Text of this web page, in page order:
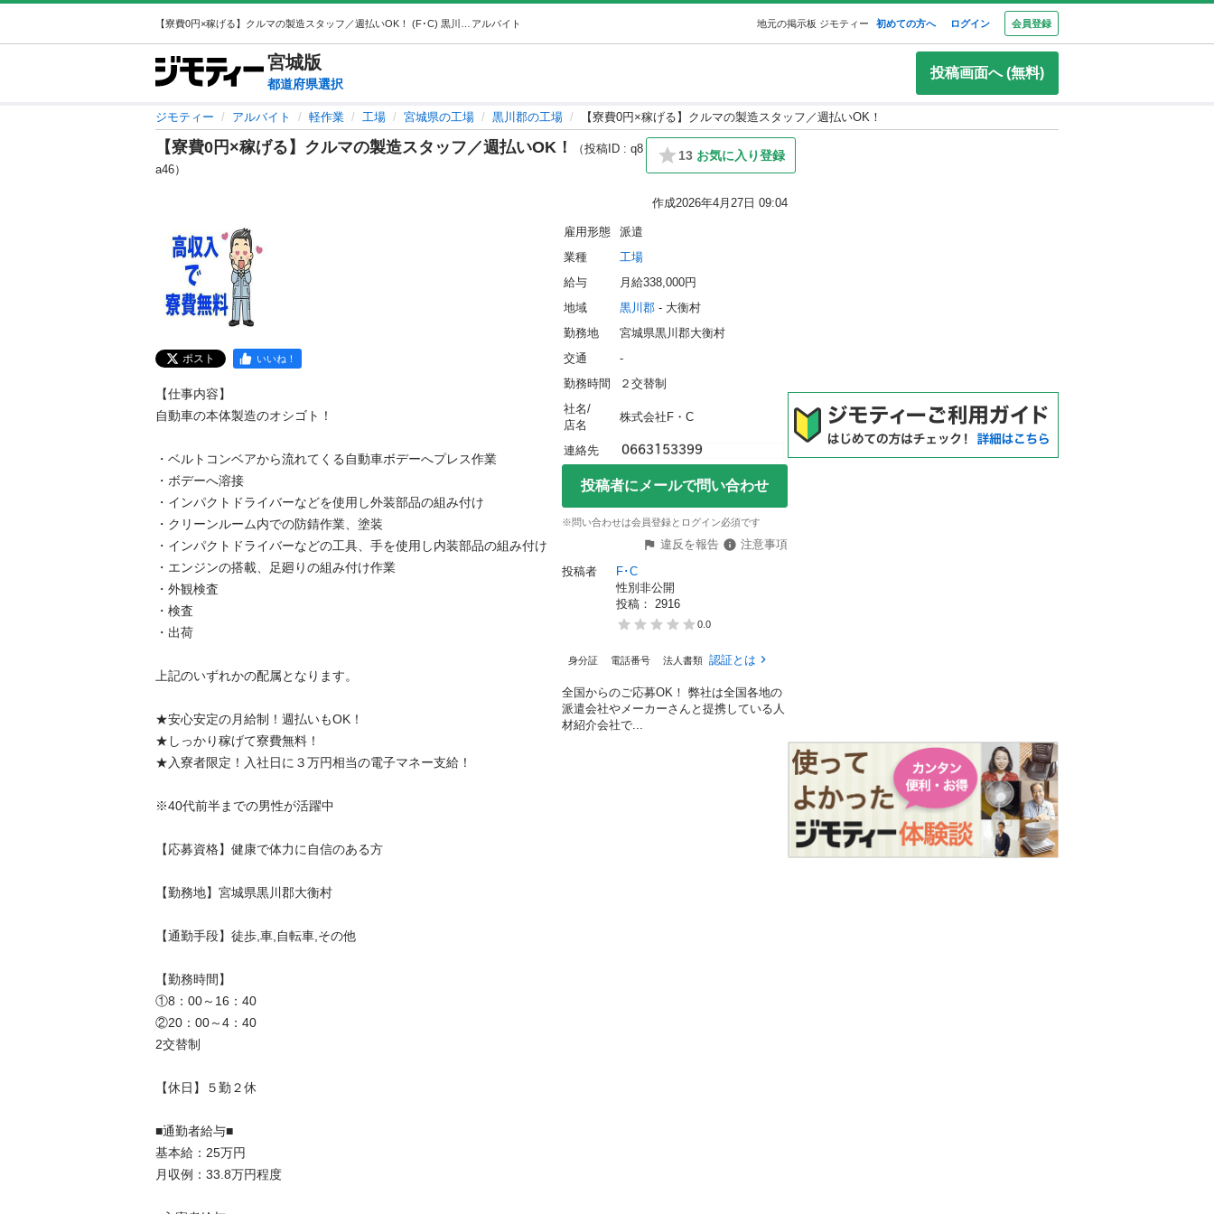
アルバイト 地元の掲示板 ジモティー 初めての方へ ログイン 会員登録
宮城版
都道府県選択
投稿画面へ (無料)
ジモティー アルバイト 軽作業 工場 宮城県の工場 黒川郡の工場 【寮費0円×稼げる】クルマの製造スタッフ／週払いOK！
【寮費0円×稼げる】クルマの製造スタッフ／週払いOK！
（投稿ID : q8
a46）
13 お気に入り登録
作成2026年4月27日 09:04
ポスト いいね！
【仕事内容】
自動車の本体製造のオシゴト！
・ベルトコンベアから流れてくる自動車ボデーへプレス作業
・ボデーへ溶接
・インパクトドライバーなどを使用し外装部品の組み付け
・クリーンルーム内での防錆作業、塗装
・インパクトドライバーなどの工具、手を使用し内装部品の組み付け
・エンジンの搭載、足廻りの組み付け作業
・外観検査
・検査
・出荷
上記のいずれかの配属となります。
★安心安定の月給制！週払いもOK！
★しっかり稼げて寮費無料！
★入寮者限定！入社日に３万円相当の電子マネー支給！
※40代前半までの男性が活躍中
【応募資格】健康で体力に自信のある方
【勤務地】宮城県黒川郡大衡村
【通勤手段】徒歩,車,自転車,その他
【勤務時間】
①8：00～16：40
②20：00～4：40
2交替制
【休日】５勤２休
■通勤者給与■
基本給：25万円
月収例：33.8万円程度
雇用形態
派遣
業種
工場
給与
月給338,000円
地域
黒川郡 - 大衡村
勤務地
宮城県黒川郡大衡村
交通
-
勤務時間
２交替制
社名/
店名
株式会社F・C
連絡先
投稿者にメールで問い合わせ
※問い合わせは会員登録とログイン必須です
違反を報告
注意事項
投稿者
F･C
性別非公開
投稿： 2916
0.0
身分証 電話番号 法人書類 認証とは
全国からのご応募OK！ 弊社は全国各地の
派遣会社やメーカーさんと提携している人
材紹介会社で...